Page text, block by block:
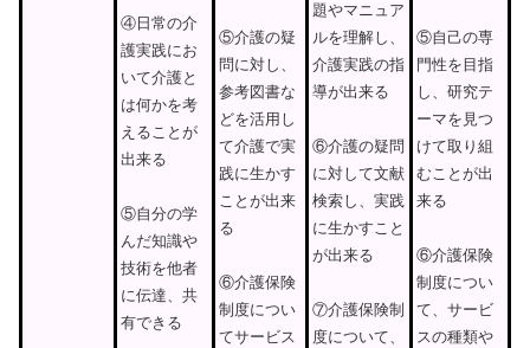
④日常の介
護実践にお
いて介護と
は何かを考
えることが
出来る
⑤自分の学
んだ知識や
技術を他者
に伝達、共
有できる
⑤介護の疑
問に対し、
参考図書な
どを活用し
て介護で実
践に生かす
ことが出来
る
⑥介護保険
制度につい
てサービス
題やマニュア
ルを理解し、
介護実践の指
導が出来る
⑥介護の疑問
に対して文献
検索し、実践
に生かすこと
が出来る
⑦介護保険制
度について、
⑤自己の専
門性を目指
し、研究テ
ーマを見つ
けて取り組
むことが出
来る
⑥介護保険
制度につい
て、サービ
スの種類や